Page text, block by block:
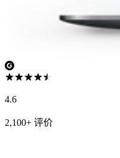
4.6
2,100+ 评价